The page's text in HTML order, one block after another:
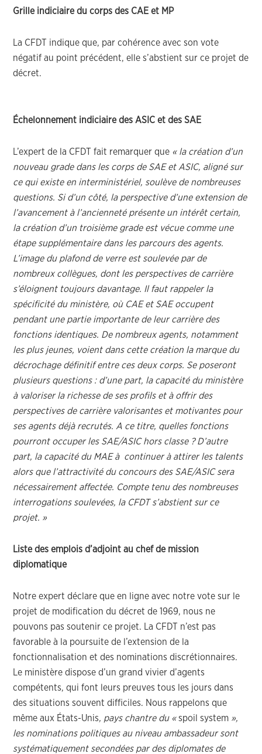
Grille indiciaire du corps des CAE et MP
La CFDT indique que, par cohérence avec son vote
négatif au point précédent, elle s’abstient sur ce projet de
décret.
Échelonnement indiciaire des ASIC et des SAE
L’expert de la CFDT fait remarquer que « la création d’un
nouveau grade dans les corps de SAE et ASIC, aligné sur
ce qui existe en interministériel, soulève de nombreuses
questions. Si d’un côté, la perspective d’une extension de
l’avancement à l’ancienneté présente un intérêt certain,
la création d’un troisième grade est vécue comme une
étape supplémentaire dans les parcours des agents.
L’image du plafond de verre est soulevée par de
nombreux collègues, dont les perspectives de carrière
s’éloignent toujours davantage. Il faut rappeler la
spécificité du ministère, où CAE et SAE occupent
pendant une partie importante de leur carrière des
fonctions identiques. De nombreux agents, notamment
les plus jeunes, voient dans cette création la marque du
décrochage définitif entre ces deux corps. Se poseront
plusieurs questions : d’une part, la capacité du ministère
à valoriser la richesse de ses profils et à offrir des
perspectives de carrière valorisantes et motivantes pour
ses agents déjà recrutés. A ce titre, quelles fonctions
pourront occuper les SAE/ASIC hors classe ? D’autre
part, la capacité du MAE à continuer à attirer les talents
alors que l’attractivité du concours des SAE/ASIC sera
nécessairement affectée. Compte tenu des nombreuses
interrogations soulevées, la CFDT s’abstient sur ce
projet. »
Liste des emplois d’adjoint au chef de mission
diplomatique
Notre expert déclare que en ligne avec notre vote sur le
projet de modification du décret de 1969, nous ne
pouvons pas soutenir ce projet. La CFDT n’est pas
favorable à la poursuite de l’extension de la
fonctionnalisation et des nominations discrétionnaires.
Le ministère dispose d’un grand vivier d’agents
compétents, qui font leurs preuves tous les jours dans
des situations souvent difficiles. Nous rappelons que
même aux États-Unis, pays chantre du «spoil system »,
les nominations politiques au niveau ambassadeur sont
systématiquement secondées par des diplomates de